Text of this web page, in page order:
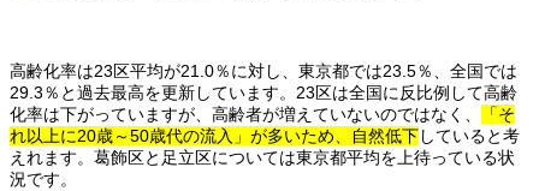
高齢化率は23区平均が21.0％に対し、東京都では23.5％、全国では
29.3％と過去最高を更新しています。23区は全国に反比例して高齢
化率は下がっていますが、高齢者が増えていないのではなく、
「そ
れ以上に20歳～50歳代の流入」が多いため、自然低下していると考
えれます。葛飾区と足立区については東京都平均を上待っている状
況です。